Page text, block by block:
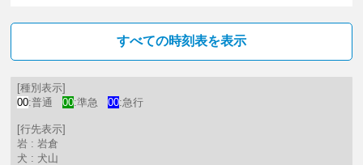
すべての時刻表を表示
[種別表示]
00:普通 00:準急 00:急行
[行先表示]
岩 : 岩倉
犬 : 犬山